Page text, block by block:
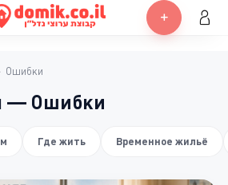
Ошибки
— Ошибки
Где жить Временное жильё